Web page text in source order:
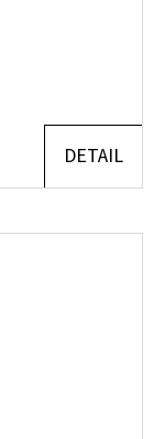
DETAIL